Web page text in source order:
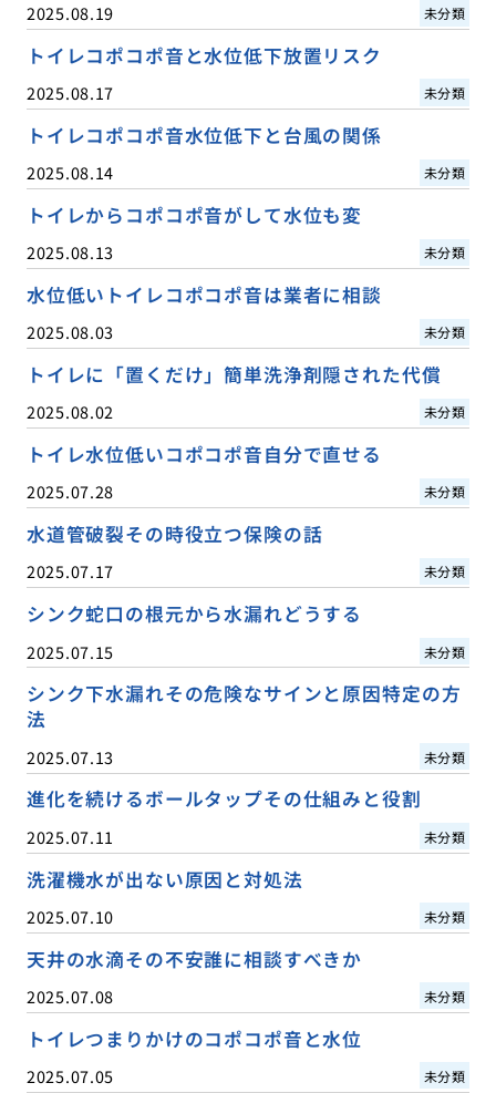
2025.08.19 未分類
トイレコポコポ音と水位低下放置リスク
2025.08.17 未分類
トイレコポコポ音水位低下と台風の関係
2025.08.14 未分類
トイレからコポコポ音がして水位も変
2025.08.13 未分類
水位低いトイレコポコポ音は業者に相談
2025.08.03 未分類
トイレに「置くだけ」簡単洗浄剤隠された代償
2025.08.02 未分類
トイレ水位低いコポコポ音自分で直せる
2025.07.28 未分類
水道管破裂その時役立つ保険の話
2025.07.17 未分類
シンク蛇口の根元から水漏れどうする
2025.07.15 未分類
シンク下水漏れその危険なサインと原因特定の方
法
2025.07.13 未分類
進化を続けるボールタップその仕組みと役割
2025.07.11 未分類
洗濯機水が出ない原因と対処法
2025.07.10 未分類
天井の水滴その不安誰に相談すべきか
2025.07.08 未分類
トイレつまりかけのコポコポ音と水位
2025.07.05 未分類